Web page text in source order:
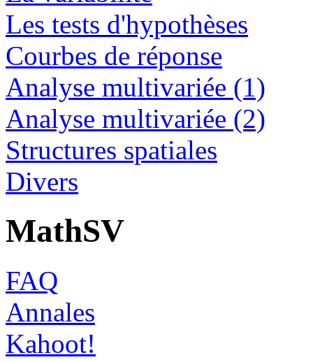
Les tests d'hypothèses
Courbes de réponse
Analyse multivariée (1)
Analyse multivariée (2)
Structures spatiales
Divers
MathSV
FAQ
Annales
Kahoot!